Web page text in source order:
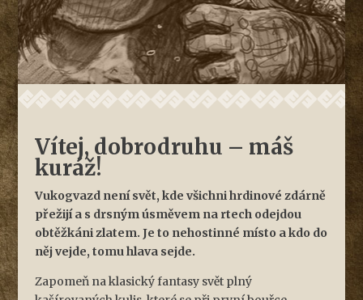
Vítej, dobrodruhu – máš
kuráž!
Vukogvazd není svět, kde všichni hrdinové zdárně
přežijí a s drsným úsměvem na rtech odejdou
obtěžkáni zlatem. Je to nehostinné místo a kdo do
něj vejde, tomu hlava sejde.
Zapomeň na klasický fantasy svět plný